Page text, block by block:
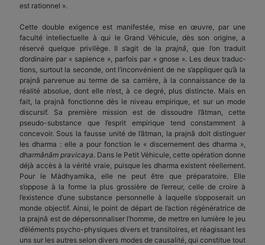
est rationnel ».
Cette double exigence est manifestée, mise en œuvre, par une
faculté intellectuelle à qui le Grand Véhicule, dès son origine, a
réservé quelque privilège. Il s’agit de laprajnâ , que l’on traduit
d’ordinaire par « sapience », parfois par « gnose ». Les deux traduc­
tions, surtout la seconde, ont l’inconvénient de ne s’appliquer qu’à la
prajnâ parvenue au terme de sa carrière, à la connaissance de la
réalité absolue, dont elle n’est, à ce degré, plus distincte. Mais en
fait, la prajnâ fonctionne dès le niveau empirique, et sur un mode
discursif. Sa première mission est de dissoudre l’âtman, cette
pseudo-substance que l’esprit empirique tend constamment à
concevoir. Sous la fausse unité de l’âtman, la prajnâ doit distinguer
les dharma : elle a pour fonction le « discernement des dharma »,
dharmânâm pravicaya. Dans le Petit Véhicule, cette opération donne
déjà accès à la vérité vraie, puisque les dharma existent réellement.
Pour le Màdhyamika, elle ne peut être que préparatoire. Elle
s’oppose à la forme la plus grossière de l’erreur, celle de croire à
l’existence d’une substance personnelle à laquelle s’opposerait un
monde objectif. Ainsi, le point de départ de l’action régénératrice de
la prajnâ est de dépersonnaliser l’homme, de mettre en lumière le jeu
d’éléments psycho-physiques divers et transitoires, et réagissant les
uns sur les autres selon divers modes de causalité, qui constitue tout